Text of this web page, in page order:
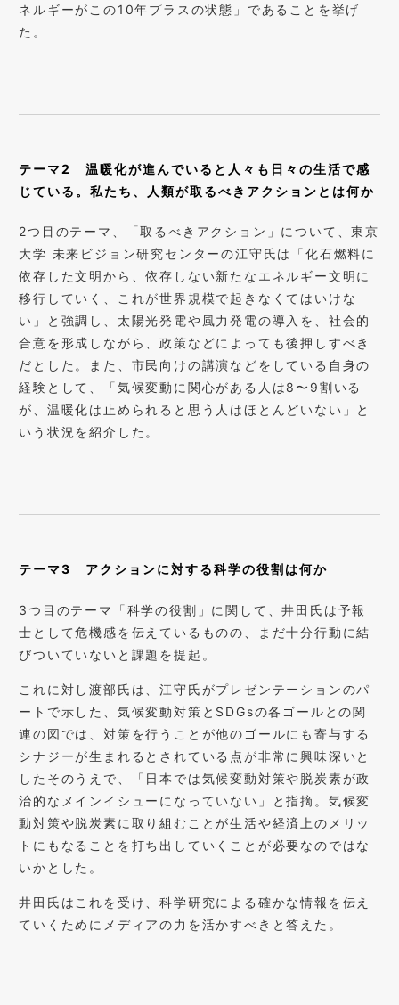
ネルギーがこの10年プラスの状態」であることを挙げ
た。
テーマ2温暖化が進んでいると人々も日々の生活で感
じている。私たち、人類が取るべきアクションとは何か
2つ目のテーマ、「取るべきアクション」について、東京
大学 未来ビジョン研究センターの江守氏は「化石燃料に
依存した文明から、依存しない新たなエネルギー文明に
移行していく、これが世界規模で起きなくてはいけな
い」と強調し、太陽光発電や風力発電の導入を、社会的
合意を形成しながら、政策などによっても後押しすべき
だとした。また、市民向けの講演などをしている自身の
経験として、「気候変動に関心がある人は8〜9割いる
が、温暖化は止められると思う人はほとんどいない」と
いう状況を紹介した。
テーマ3 アクションに対する科学の役割は何か
3つ目のテーマ「科学の役割」に関して、井田氏は予報
士として危機感を伝えているものの、まだ十分行動に結
びついていないと課題を提起。
これに対し渡部氏は、江守氏がプレゼンテーションのパ
ートで示した、気候変動対策とSDGsの各ゴールとの関
連の図では、対策を行うことが他のゴールにも寄与する
シナジーが生まれるとされている点が非常に興味深いと
したそのうえで、「日本では気候変動対策や脱炭素が政
治的なメインイシューになっていない」と指摘。気候変
動対策や脱炭素に取り組むことが生活や経済上のメリッ
トにもなることを打ち出していくことが必要なのではな
いかとした。
井田氏はこれを受け、科学研究による確かな情報を伝え
ていくためにメディアの力を活かすべきと答えた。